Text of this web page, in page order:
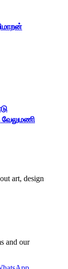
வேலுமணி
art, design
and our